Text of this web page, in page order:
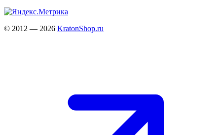
© 2012 — 2026 KratonShop.ru